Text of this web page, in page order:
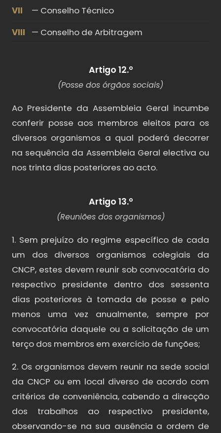
VII
— Conselho Técnico
VIII
— Conselho de Arbitragem
Artigo 12.º
(Posse dos órgãos sociais)
Ao Presidente da Assembleia Geral incumbe
conferir posse aos membros eleitos para os
diversos organismos a qual poderá decorrer
na sequência da Assembleia Geral electiva ou
nos trinta dias posteriores ao acto.
Artigo 13.º
(Reuniões dos organismos)
1. Sem prejuízo do regime específico de cada
um dos diversos organismos colegiais da
CNCP, estes devem reunir sob convocatória do
respectivo presidente dentro dos sessenta
dias posteriores à tomada de posse e pelo
menos uma vez anualmente, sempre por
convocatória daquele ou a solicitação de um
terço dos membros em exercício de funções;
2. Os organismos devem reunir na sede social
da CNCP ou em local diverso de acordo com
critérios de conveniência, cabendo a direcção
dos trabalhos ao respectivo presidente,
observando-se na sua ausência a ordem de